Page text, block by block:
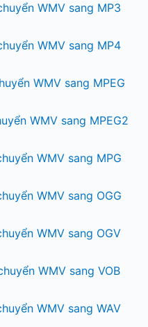
WMV sang MP3
WMV sang MP4
WMV sang MPEG
WMV sang MPEG2
WMV sang MPG
WMV sang OGG
WMV sang OGV
WMV sang VOB
WMV sang WAV